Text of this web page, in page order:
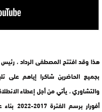
هذا وقد افتتح المصطفى الرداد ،
بجميع الحاضرين شاكرا إياهم على
والتشاوري ، يأتي من أجل إعطاء